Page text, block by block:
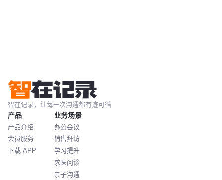
智在记录，让每一次沟通都有迹可循
产品
产品介绍
会员服务
下载 APP
业务场景
办公会议
销售拜访
学习提升
求医问诊
亲子沟通